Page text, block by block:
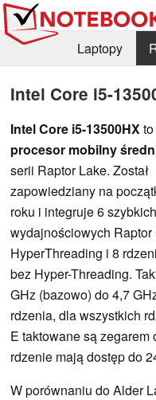
Laptopy
Intel Core i5-
Intel Core i5-13500HX
procesor mobilny
serii Raptor Lake. Został
zapowiedziany na
roku i integruje 6
wydajnościowych
HyperThreading i 8
bez Hyper-Threading.
GHz (bazowo) do 4,7
rdzenia, dla wszystkich
E taktowane są zegarem
rdzenie mają dostęp do
W porównaniu do Alder